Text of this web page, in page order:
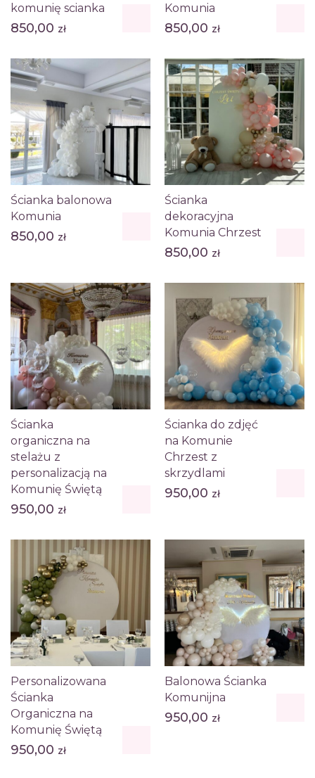
komunię scianka
850,00 zł
Komunia
850,00 zł
Ścianka balonowa
Komunia
850,00 zł
Ścianka
dekoracyjna
Komunia Chrzest
850,00 zł
Ścianka
organiczna na
stelażu z
personalizacją na
Komunię Świętą
950,00 zł
Ścianka do zdjęć
na Komunie
Chrzest z
skrzydlami
950,00 zł
Personalizowana
Ścianka
Organiczna na
Komunię Świętą
950,00 zł
Balonowa Ścianka
Komunijna
950,00 zł